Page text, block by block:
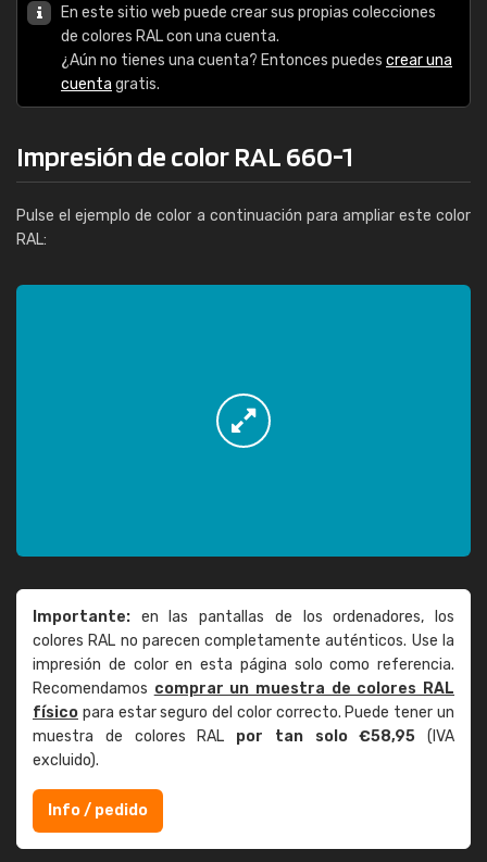
En este sitio web puede crear sus propias colecciones
de colores RAL con una cuenta.
¿Aún no tienes una cuenta? Entonces puedes crear una
cuenta gratis.
Impresión de color RAL 660-1
Pulse el ejemplo de color a continuación para ampliar este color
RAL:
Importante: en las pantallas de los ordenadores, los
colores RAL no parecen completamente auténticos. Use la
impresión de color en esta página solo como referencia.
Recomendamos comprar un muestra de colores RAL
físico para estar seguro del color correcto. Puede tener un
muestra de colores RAL por tan solo €58,95 (IVA
excluido).
Info / pedido